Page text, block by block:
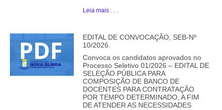
Leia mais . . .
EDITAL DE CONVOCAÇÃO, SEB-Nº
10/2026.
Convoca os candidatos aprovados no
Processo Seletivo 01/2026 – EDITAL DE
SELEÇÃO PÚBLICA PARA
COMPOSIÇÃO DE BANCO DE
DOCENTES PARA CONTRATAÇÃO
POR TEMPO DETERMINADO, A FIM
DE ATENDER AS NECESSIDADES